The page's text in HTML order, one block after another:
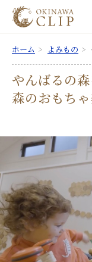
ホーム よみもの
やんばるの
森のおもちゃ